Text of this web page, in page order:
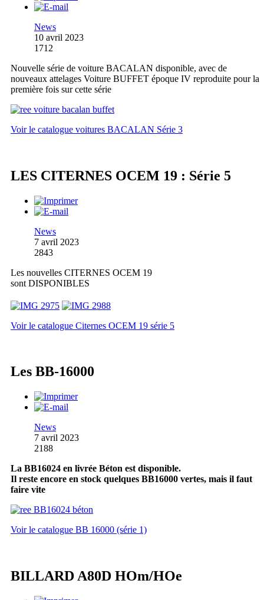
News
10 avril 2023
1712
Nouvelle série de voiture BACALAN disponible, avec de
nouveaux attelages Voiture BUFFET époque IV reproduite pour la
première fois sur cette série
Voir le catalogue voitures BACALAN Série 3
LES CITERNES OCEM 19 : Série 5
News
7 avril 2023
2843
Les nouvelles CITERNES OCEM 19
sont DISPONIBLES
Voir le catalogue Citernes OCEM 19 série 5
Les BB-16000
News
7 avril 2023
2188
La BB16024 en livrée Béton est disponible.
Il reste encore en stock quelques BB16000 vertes, mais il faut
faire vite
Voir le catalogue BB 16000 (série 1)
BILLARD A80D HOm/HOe